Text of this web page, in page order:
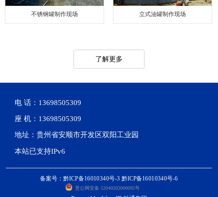
不锈钢罐制作现场 立式油罐制作现场
了解更多
电 话：13698505309
座 机：13698505309
地址：贵州省安顺市开发区双阳工业园
本站已支持IPv6
备案号：黔ICP备16010340号-3 黔ICP备16010340号-6
贵公网安备 52040202000095号